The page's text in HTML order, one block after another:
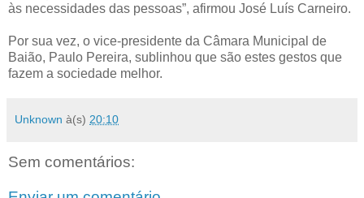
às necessidades das pessoas”, afirmou José Luís Carneiro.
Por sua vez, o vice-presidente da Câmara Municipal de
Baião, Paulo Pereira, sublinhou que são estes gestos que
fazem a sociedade melhor.
Unknown à(s) 20:10
Sem comentários: